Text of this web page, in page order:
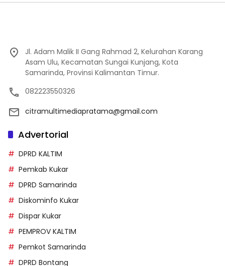
Jl. Adam Malik II Gang Rahmad 2, Kelurahan Karang
Asam Ulu, Kecamatan Sungai Kunjang, Kota
Samarinda, Provinsi Kalimantan Timur.
082223550326
citramultimediapratama@gmail.com
Advertorial
DPRD KALTIM
Pemkab Kukar
DPRD Samarinda
Diskominfo Kukar
Dispar Kukar
PEMPROV KALTIM
Pemkot Samarinda
DPRD Bontang